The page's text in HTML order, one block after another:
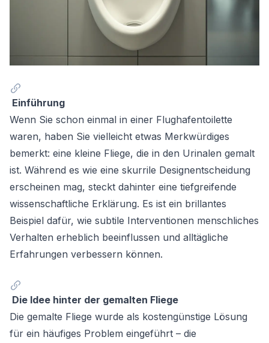
Einführung
Wenn Sie schon einmal in einer Flughafentoilette
waren, haben Sie vielleicht etwas Merkwürdiges
bemerkt: eine kleine Fliege, die in den Urinalen gemalt
ist. Während es wie eine skurrile Designentscheidung
erscheinen mag, steckt dahinter eine tiefgreifende
wissenschaftliche Erklärung. Es ist ein brillantes
Beispiel dafür, wie subtile Interventionen menschliches
Verhalten erheblich beeinflussen und alltägliche
Erfahrungen verbessern können.
Die Idee hinter der gemalten Fliege
Die gemalte Fliege wurde als kostengünstige Lösung
für ein häufiges Problem eingeführt – die